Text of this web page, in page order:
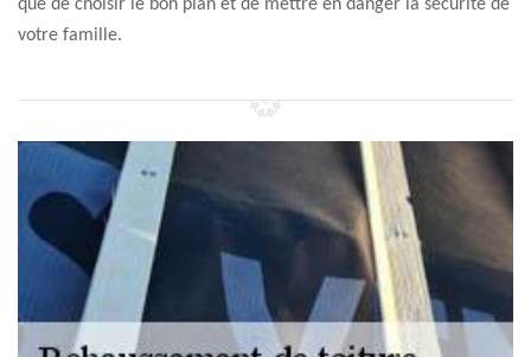
que de choisir le bon plan et de mettre en danger la sécurité de
votre famille.